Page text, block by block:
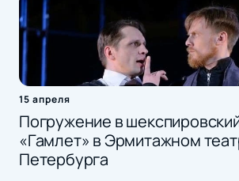
15 апреля
Погружение в
«Гамлет» в Эрмитажном
Петербурга